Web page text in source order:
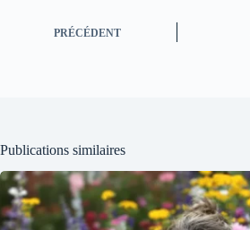
PRÉCÉDENT
Publications similaires